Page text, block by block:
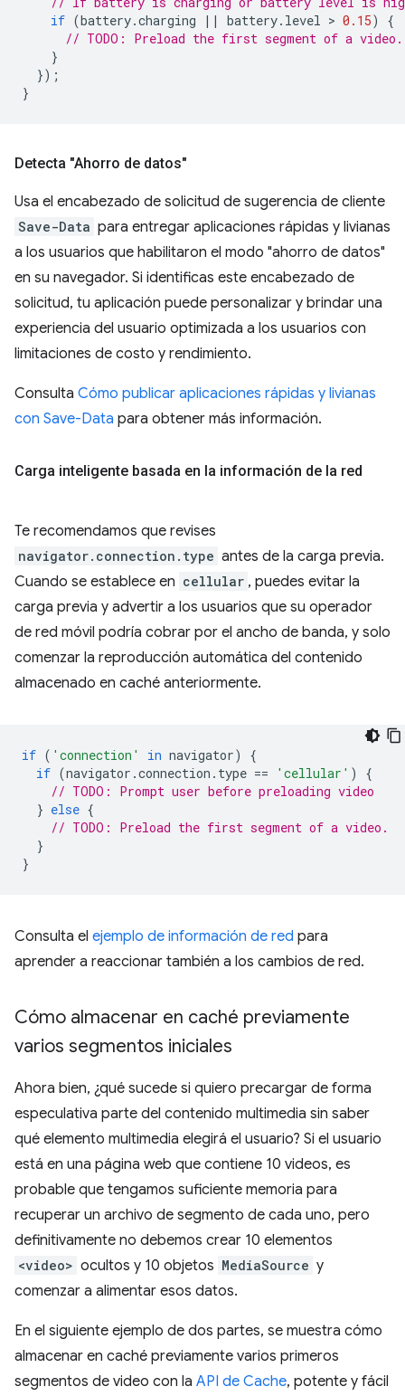
if (battery.charging || battery. level > 0.15)
{
// TODO: Preload the first segment of a video.
}
});
}
Detecta "Ahorro de datos"
Usa el encabezado de solicitud de sugerencia de cliente
Save-Data para entregar aplicaciones rápidas y livianas
a los usuarios que habilitaron el modo "ahorro de datos"
en su navegador. Si identificas este encabezado de
solicitud, tu aplicación puede personalizar y brindar una
experiencia del usuario optimizada a los usuarios con
limitaciones de costo y rendimiento.
Consulta Cómo publicar aplicaciones rápidas y livianas
con Save-Data para obtener más información.
Carga inteligente basada en la información de la red
Te recomendamos que revises
navigator.connection.type antes de la carga previa.
Cuando se establece en cellular , puedes evitar la
carga previa y advertir a los usuarios que su operador
de red móvil podría cobrar por el ancho de banda, y solo
comenzar la reproducción automática del contenido
almacenado en caché anteriormente.
if ( 'connection' in navigator)
{
if (navigator .connection . type == 'cellular' )
{
// TODO: Prompt user before preloading video
} else {
// TODO: Preload the first segment of a video.
}
}
Consulta el ejemplo de información de red para
aprender a reaccionar también a los cambios de red.
Cómo almacenar en caché previamente
varios segmentos iniciales
Ahora bien, ¿qué sucede si quiero precargar de forma
especulativa parte del contenido multimedia sin saber
qué elemento multimedia elegirá el usuario? Si el usuario
está en una página web que contiene 10 videos, es
probable que tengamos suficiente memoria para
recuperar un archivo de segmento de cada uno, pero
definitivamente no debemos crear 10 elementos
<video> ocultos y 10 objetos MediaSource y
comenzar a alimentar esos datos.
En el siguiente ejemplo de dos partes, se muestra cómo
almacenar en caché previamente varios primeros
segmentos de video con la API de Cache, potente y fácil